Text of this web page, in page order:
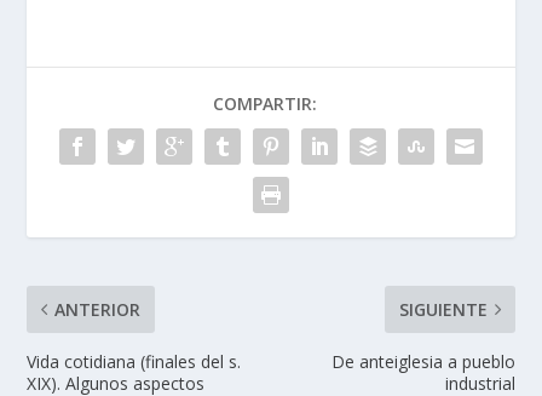
COMPARTIR:
ANTERIOR
Vida cotidiana (finales del s.
XIX). Algunos aspectos
SIGUIENTE
De anteiglesia a pueblo
industrial